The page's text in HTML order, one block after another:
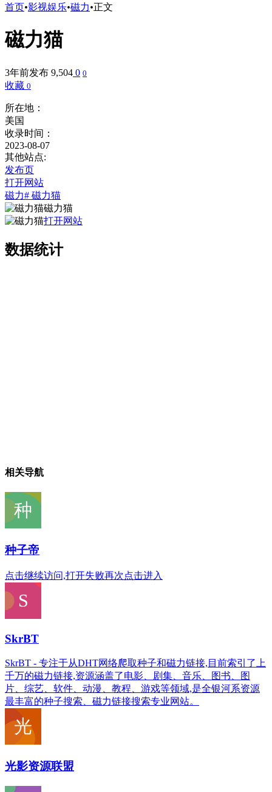
首页•影视娱乐•磁力•正文
磁力猫
3年前发布 9,504 0 0
收藏 0
所在地：
美国
收录时间：
2023-08-07
其他站点:
发布页
打开网站
磁力# 磁力猫
磁力猫
打开网站
数据统计
相关导航
种子帝
点击继续访问,打开失败再次点击进入
SkrBT
SkrBT - 专注于从DHT网络爬取种子和磁力链接,目前索引了上
千万的磁力链接,资源涵盖了电影、剧集、音乐、图书、图
片、综艺、软件、动漫、教程、游戏等领域,是全银河系资源
最丰富的种子搜索、磁力链接搜索专业网站。
光影资源联盟